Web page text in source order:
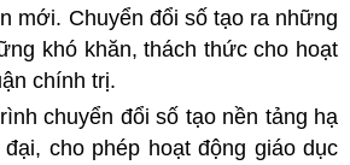
mới. Chuyển đổi số tạo ra những
khó khăn, thách thức cho hoạt
chính trị.
chuyển đổi số tạo nền tảng hạ
cho phép hoạt động giáo dục